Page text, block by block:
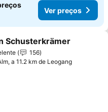
Ver preços
aos favoritos
Schusterkrämer
156
a 11.2 km de Leogang